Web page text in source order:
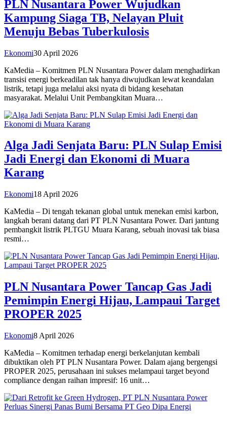
PLN Nusantara Power Wujudkan
Kampung Siaga TB, Nelayan Pluit
Menuju Bebas Tuberkulosis
Ekonomi30 April 2026
KaMedia – Komitmen PLN Nusantara Power dalam menghadirkan
transisi energi berkeadilan tak hanya diwujudkan lewat keandalan
listrik, tetapi juga melalui aksi nyata di bidang kesehatan
masyarakat. Melalui Unit Pembangkitan Muara…
Alga Jadi Senjata Baru: PLN Sulap Emisi
Jadi Energi dan Ekonomi di Muara
Karang
Ekonomi18 April 2026
KaMedia – Di tengah tekanan global untuk menekan emisi karbon,
langkah berani datang dari PT PLN Nusantara Power. Dari jantung
pembangkit listrik PLTGU Muara Karang, sebuah inovasi tak biasa
resmi…
PLN Nusantara Power Tancap Gas Jadi
Pemimpin Energi Hijau, Lampaui Target
PROPER 2025
Ekonomi8 April 2026
KaMedia – Komitmen terhadap energi berkelanjutan kembali
dibuktikan oleh PT PLN Nusantara Power. Dalam ajang bergengsi
PROPER 2025, perusahaan ini sukses melampaui target beyond
compliance dengan raihan impresif: 16 unit…